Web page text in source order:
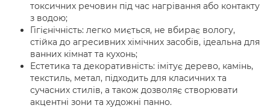
токсичних речовин під час нагрівання або контакту
з водою;
Гігієнічність: легко миється, не вбирає вологу,
стійка до агресивних хімічних засобів, ідеальна для
ванних кімнат та кухонь;
Естетика та декоративність: імітує дерево, камінь,
текстиль, метал, підходить для класичних та
сучасних стилів, а також дозволяє створювати
акцентні зони та художні панно.